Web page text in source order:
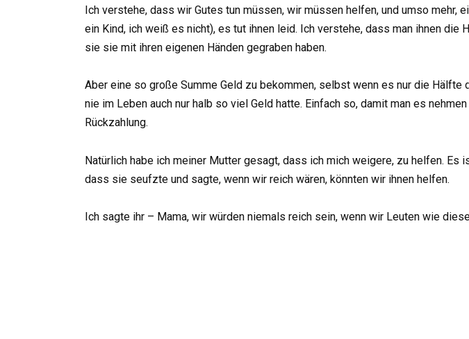
Ich verstehe, dass wir Gutes tun müssen, wir müssen helfen, und umso
ein Kind, ich weiß es nicht), es tut ihnen leid. Ich verstehe, dass man ihnen
sie sie mit ihren eigenen Händen gegraben haben.
Aber eine so große Summe Geld zu bekommen, selbst wenn es nur die
nie im Leben auch nur halb so viel Geld hatte. Einfach so, damit man es
Rückzahlung.
Natürlich habe ich meiner Mutter gesagt, dass ich mich weigere, zu helfen.
dass sie seufzte und sagte, wenn wir reich wären, könnten wir ihnen helfen.
Ich sagte ihr – Mama, wir würden niemals reich sein, wenn wir Leuten wie